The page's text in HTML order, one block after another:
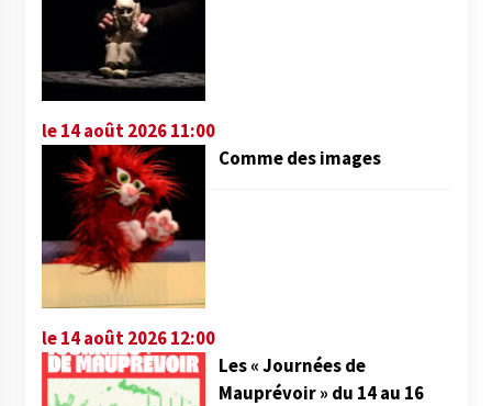
le 14 août 2026 11:00
Comme des images
le 14 août 2026 12:00
Les « Journées de
Mauprévoir » du 14 au 16